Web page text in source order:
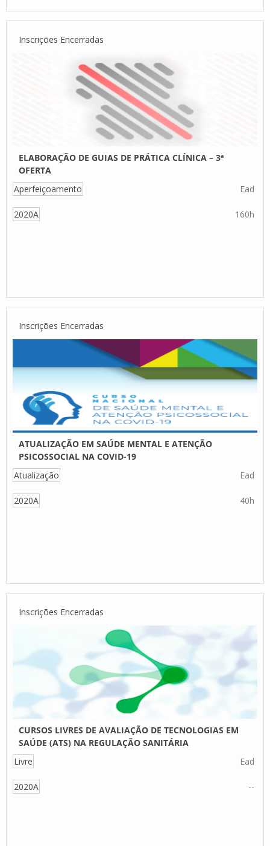
Inscrições Encerradas
ELABORAÇÃO DE GUIAS DE PRÁTICA CLÍNICA – 3ª
OFERTA
Aperfeiçoamento
Ead
2020A 160h
Inscrições Encerradas
ATUALIZAÇÃO EM SAÚDE MENTAL E ATENÇÃO
PSICOSSOCIAL NA COVID-19
Atualização
Ead
2020A 40h
Inscrições Encerradas
CURSOS LIVRES DE AVALIAÇÃO DE TECNOLOGIAS EM
SAÚDE (ATS) NA REGULAÇÃO SANITÁRIA
Livre
Ead
2020A --